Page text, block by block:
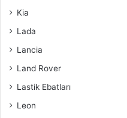
Kia
Lada
Lancia
Land Rover
Lastik Ebatları
Leon